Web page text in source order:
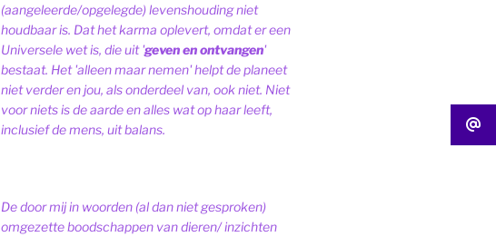
(aangeleerde/opgelegde) levenshouding niet
houdbaar is. Dat het karma oplevert, omdat er een
Universele wet is, die uit 'geven en ontvangen'
bestaat. Het 'alleen maar nemen' helpt de planeet
niet verder en jou, als onderdeel van, ook niet. Niet
voor niets is de aarde en alles wat op haar leeft,
inclusief de mens, uit balans.
De door mij in woorden (al dan niet gesproken)
omgezette boodschappen van dieren/ inzichten